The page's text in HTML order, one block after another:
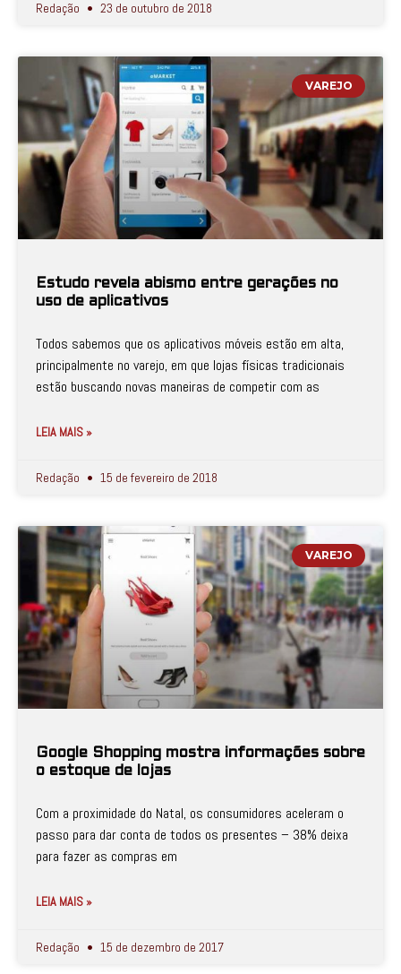
Redação 23 de outubro de 2018
VAREJO
Estudo revela abismo entre gerações no
uso de aplicativos
Todos sabemos que os aplicativos móveis estão em alta,
principalmente no varejo, em que lojas físicas tradicionais
estão buscando novas maneiras de competir com as
LEIA MAIS »
Redação 15 de fevereiro de 2018
VAREJO
Google Shopping mostra informações sobre
o estoque de lojas
Com a proximidade do Natal, os consumidores aceleram o
passo para dar conta de todos os presentes – 38% deixa
para fazer as compras em
LEIA MAIS »
Redação 15 de dezembro de 2017